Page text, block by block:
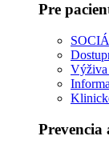
Pre
Výživa
Prevencia